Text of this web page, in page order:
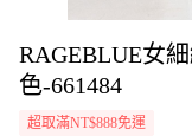
RAGEBLUE女
色-661484
超取滿NT$888免運